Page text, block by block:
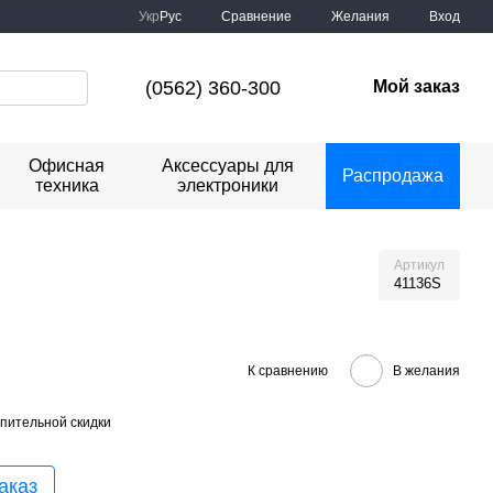
Укр Рус Сравнение Желания Вход
(0562) 360-300 Мой заказ
Офисная
техника
Аксессуары для
электроники
Распродажа
Артикул
41136S
К сравнению В желания
скидки